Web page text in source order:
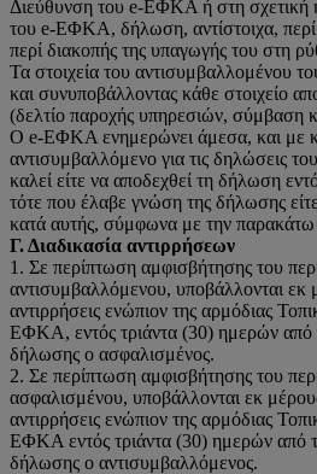
Διεύθυνση του e-ΕΦΚΑ ή στη σχετική
του e-ΕΦΚΑ, δήλωση, αντίστοιχα,
περί διακοπής της υπαγωγής του στη
Τα στοιχεία του αντισυμβαλλομένου
και συνυποβάλλοντας κάθε στοιχείο
(δελτίο παροχής υπηρεσιών, σύμβαση
Ο e-ΕΦΚΑ ενημερώνει άμεσα, και με
αντισυμβαλλόμενο για τις δηλώσεις
καλεί είτε να αποδεχθεί τη δήλωση
τότε που έλαβε γνώση της δήλωσης
κατά αυτής, σύμφωνα με την παρακάτω
Γ. Διαδικασία αντιρρήσεων
1. Σε περίπτωση αμφισβήτησης του
αντισυμβαλλόμενου, υποβάλλονται εκ
αντιρρήσεις ενώπιον της αρμόδιας
ΕΦΚΑ, εντός τριάντα (30) ημερών από
δήλωσης ο ασφαλισμένος.
2. Σε περίπτωση αμφισβήτησης του
ασφαλισμένου, υποβάλλονται εκ
αντιρρήσεις ενώπιον της αρμόδιας
ΕΦΚΑ εντός τριάντα (30) ημερών από
δήλωσης ο αντισυμβαλλόμενος.